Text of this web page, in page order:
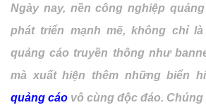
Ngày nay, nền công nghiệp
phát triển mạnh mẽ, không chỉ
quảng cáo truyền thông như
mà xuất hiện thêm những biển
quảng cáo vô cùng độc đáo.